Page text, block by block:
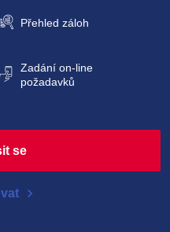
Přehled záloh
Zadání on-line
požadavků
se
chevron_right